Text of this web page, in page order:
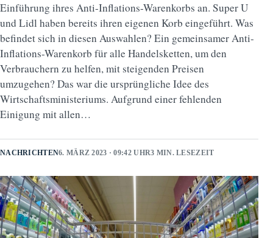
Einführung ihres Anti-Inflations-Warenkorbs an. Super U
und Lidl haben bereits ihren eigenen Korb eingeführt. Was
befindet sich in diesen Auswahlen? Ein gemeinsamer Anti-
Inflations-Warenkorb für alle Handelsketten, um den
Verbrauchern zu helfen, mit steigenden Preisen
umzugehen? Das war die ursprüngliche Idee des
Wirtschaftsministeriums. Aufgrund einer fehlenden
Einigung mit allen…
NACHRICHTEN6. MÄRZ 2023 · 09:42 UHR3 MIN. LESEZEIT